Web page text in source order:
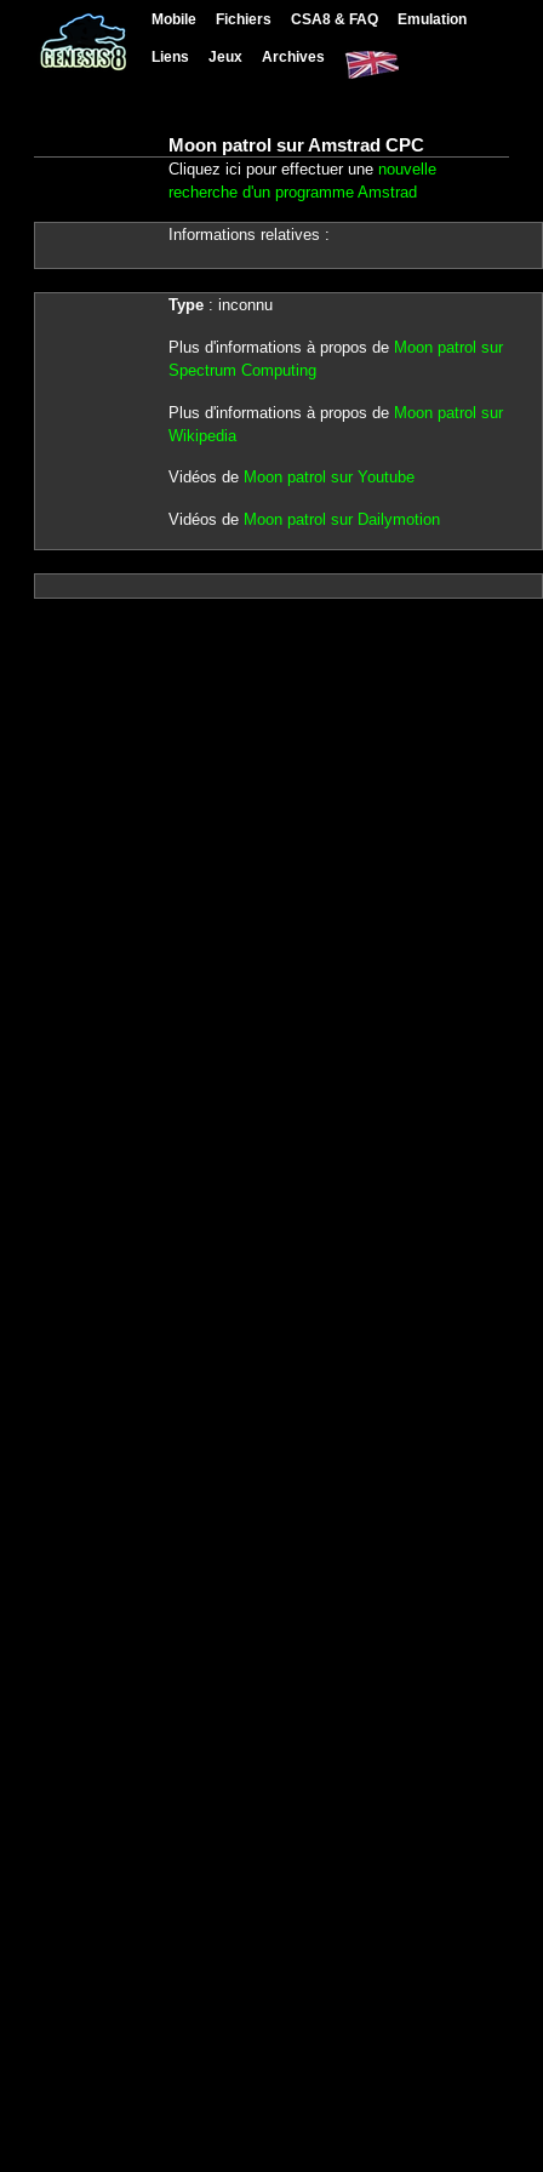
Mobile Fichiers CSA8 & FAQ Emulation
Liens Jeux Archives
Moon patrol sur Amstrad CPC
Cliquez ici pour effectuer une nouvelle
recherche d'un programme Amstrad
Informations relatives :
Type: inconnu
Plus d'informations à propos de Moon patrol sur
Spectrum Computing
Plus d'informations à propos de Moon patrol sur
Wikipedia
Vidéos de Moon patrol sur Youtube
Vidéos de Moon patrol sur Dailymotion